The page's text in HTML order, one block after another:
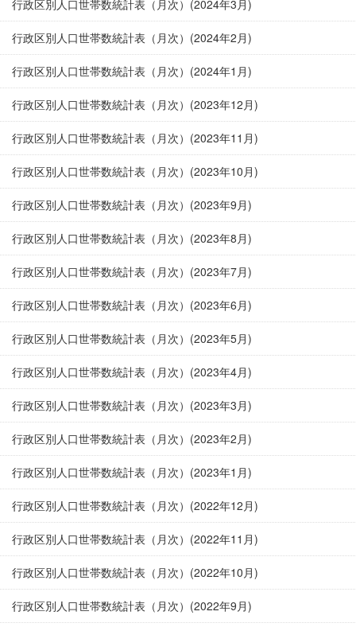
行政区別人口世帯数統計表（月次）(2024年3月)
行政区別人口世帯数統計表（月次）(2024年2月)
行政区別人口世帯数統計表（月次）(2024年1月)
行政区別人口世帯数統計表（月次）(2023年12月)
行政区別人口世帯数統計表（月次）(2023年11月)
行政区別人口世帯数統計表（月次）(2023年10月)
行政区別人口世帯数統計表（月次）(2023年9月)
行政区別人口世帯数統計表（月次）(2023年8月)
行政区別人口世帯数統計表（月次）(2023年7月)
行政区別人口世帯数統計表（月次）(2023年6月)
行政区別人口世帯数統計表（月次）(2023年5月)
行政区別人口世帯数統計表（月次）(2023年4月)
行政区別人口世帯数統計表（月次）(2023年3月)
行政区別人口世帯数統計表（月次）(2023年2月)
行政区別人口世帯数統計表（月次）(2023年1月)
行政区別人口世帯数統計表（月次）(2022年12月)
行政区別人口世帯数統計表（月次）(2022年11月)
行政区別人口世帯数統計表（月次）(2022年10月)
行政区別人口世帯数統計表（月次）(2022年9月)